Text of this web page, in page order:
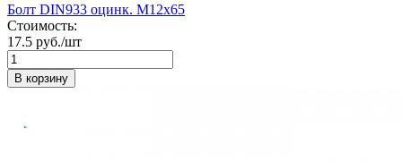
Болт DIN933 оцинк. М12х65
Стоимость:
17.5 руб./шт
В корзину